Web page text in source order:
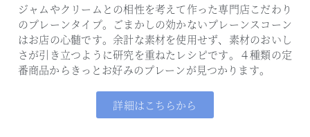
ジャムやクリームとの相性を考えて作った専門店こだわり
のプレーンタイプ。
ごまかしの効かないプレーンスコーン
はお店の心髄です。 余計な素材を使用せず、素材のおいし
さが引き立つように研究を重ねたレシピです。
４種類の定
番商品からきっとお好みのプレーンが見つかります。
詳細はこちらから